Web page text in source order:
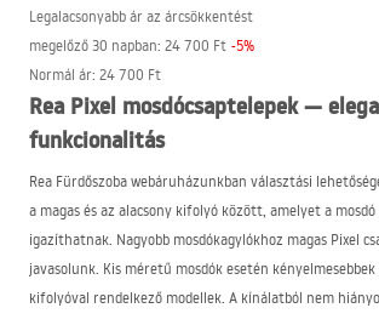
Legalacsonyabb ár az árcsökkentést
megelőző 30 napban: 24 700 Ft -5%
Normál ár: 24 700 Ft
Rea Pixel mosdócsaptelepek —
funkcionalitás
Rea Fürdőszoba webáruházunkban választási
a magas és az alacsony kifolyó között, amelyet a
igazíthatnak. Nagyobb mosdókagylókhoz magas Pixel
javasolunk. Kis méretű mosdók esetén kényelmesebbek
kifolyóval rendelkező modellek. A kínálatból nem